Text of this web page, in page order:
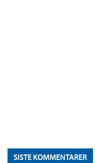
SISTE KOMMENTARER